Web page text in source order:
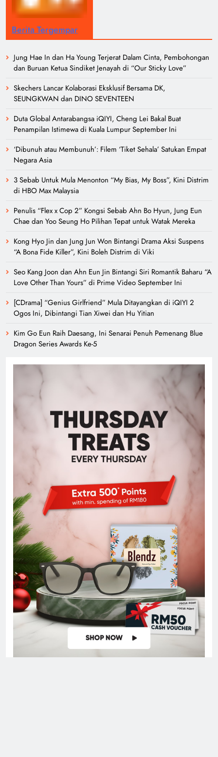
Berita Tergempar
Jung Hae In dan Ha Young Terjerat Dalam Cinta, Pembohongan
dan Buruan Ketua Sindiket Jenayah di “Our Sticky Love”
Skechers Lancar Kolaborasi Eksklusif Bersama DK,
SEUNGKWAN dan DINO SEVENTEEN
Duta Global Antarabangsa iQIYI, Cheng Lei Bakal Buat
Penampilan Istimewa di Kuala Lumpur September Ini
‘Dibunuh atau Membunuh’: Filem ‘Tiket Sehala’ Satukan Empat
Negara Asia
3 Sebab Untuk Mula Menonton “My Bias, My Boss”, Kini Distrim
di HBO Max Malaysia
Penulis “Flex x Cop 2” Kongsi Sebab Ahn Bo Hyun, Jung Eun
Chae dan Yoo Seung Ho Pilihan Tepat untuk Watak Mereka
Kong Hyo Jin dan Jung Jun Won Bintangi Drama Aksi Suspens
“A Bona Fide Killer”, Kini Boleh Distrim di Viki
Seo Kang Joon dan Ahn Eun Jin Bintangi Siri Romantik Baharu “A
Love Other Than Yours” di Prime Video September Ini
[CDrama] “Genius Girlfriend” Mula Ditayangkan di iQIYI 2
Ogos Ini, Dibintangi Tian Xiwei dan Hu Yitian
Kim Go Eun Raih Daesang, Ini Senarai Penuh Pemenang Blue
Dragon Series Awards Ke-5